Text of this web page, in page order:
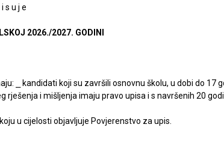
a
g
s u j e
2026./2027. GODINI
⎯ kandidati koji su završili osnovnu školu, u dobi do 17
i mišljenja imaju pravo upisa i s navršenih 20
u cijelosti objavljuje Povjerenstvo za upis.